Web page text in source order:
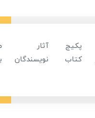
پکیج
کتاب
آثار
نویسندگان